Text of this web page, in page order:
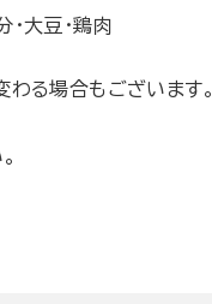
・大豆・鶏肉
る場合もございます